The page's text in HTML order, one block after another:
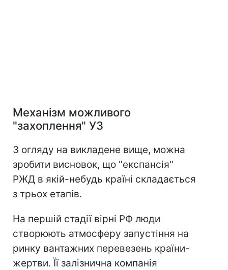
Механізм можливого
"захоплення" УЗ
З огляду на викладене вище, можна
зробити висновок, що "експансія"
РЖД в якій-небудь країні складається
з трьох етапів.
На першій стадії вірні РФ люди
створюють атмосферу запустіння на
ринку вантажних перевезень країни-
жертви. Її залізнична компанія